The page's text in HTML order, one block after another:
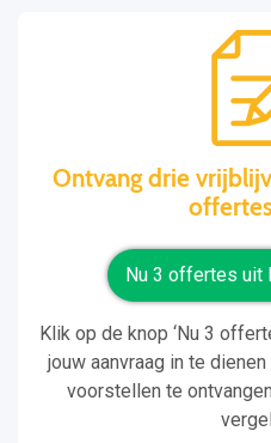
Ontvang drie
Nu 3 offertes uit
Klik op de knop ‘Nu 3
jouw aanvraag in te
voorstellen te